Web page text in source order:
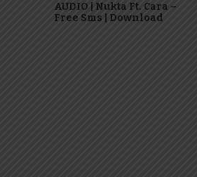
AUDIO | Nukta Ft. Cara –
Free Sms | Download